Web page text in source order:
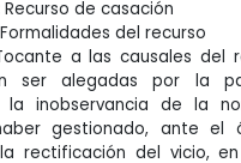
Recurso de casación
Formalidades del recurso
a las causales del
ser alegadas por la
la inobservancia de la
gestionado, ante el
rectificación del vicio,